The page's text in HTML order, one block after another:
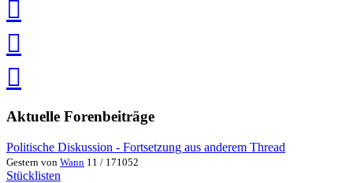
speichern
via
teilenteilen
Aktuelle Forenbeiträge
Politische Diskussion - Fortsetzung aus anderem Thread
Gestern von Wann 11 / 171052
Stücklisten